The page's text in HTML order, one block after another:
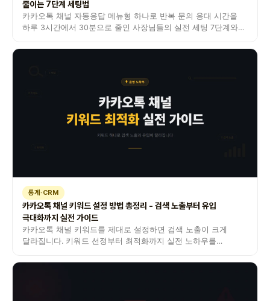
줄이는 7단계 세팅법
카카오톡 채널 자동응답 메뉴형 하나로 반복 문의 응대 시간을
하루 3시간에서 30분으로 줄인 사장님들의 실전 세팅 7단계와
통계·CRM
카카오톡 채널 키워드 설정 방법 총정리 - 검색 노출부터 유입
극대화까지 실전 가이드
카카오톡 채널 키워드를 제대로 설정하면 검색 노출이 크게
달라집니다. 키워드 선정부터 최적화까지 실전 노하우를